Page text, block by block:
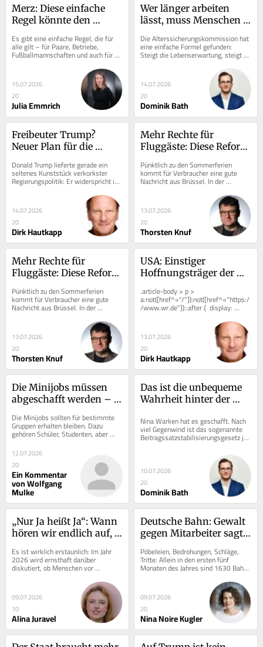
Merz: Diese einfache
Regel könnte den
ignoriert sie zu oft
Es gibt eine einfache Regel, die für
alle gilt – für Paare, Betriebe,
Fußballmannschaften und auch für
15.07.2026
20
Julia Emmrich
Wer länger arbeiten
lässt, muss Menschen
halten
Die Alterssicherungskommission hat
eine einfache Formel gefunden:
Steigt die Lebenserwartung, steigt
auch das Renteneintrittsalter. So
14.07.2026
20
Dominik Bath
Freibeuter Trump?
Neuer Plan für die
bereits beerdigt
Donald Trump lieferte gerade ein
seltenes Kunststück verkorkster
Regierungspolitik: Er widerspricht im
neu eskalierten Iran-Krieg nicht
14.07.2026
20
Dirk Hautkapp
Mehr Rechte für
Fluggäste: Diese Reform
Pünktlich zu den Sommerferien
kommt für Verbraucher eine gute
Nachricht aus Brüssel. In der
13.07.2026
20
Thorsten Knuf
Mehr Rechte für
Fluggäste: Diese Reform
Pünktlich zu den Sommerferien
kommt für Verbraucher eine gute
Nachricht aus Brüssel. In der
13.07.2026
20
Thorsten Knuf
USA: Einstiger
Hoffnungsträger der
.article-body > p >
a:not([href^="/"]):not([href^="https:/
/www.wr.de"])::after {  display:
inline-block;  width: 0.8em;  height:...
13.07.2026
20
Dirk Hautkapp
Die Minijobs müssen
abgeschafft werden –
Die Minijobs sollten für bestimmte
Gruppen erhalten bleiben. Dazu
gehören Schüler, Studenten, aber
auch Rentner. Bei ersteren ist klar,
dass sie...
12.07.2026
20
Ein Kommentar
von Wolfgang
Mulke
Das ist die unbequeme
Wahrheit hinter der
Nina Warken hat es geschafft. Nach
viel Gegenwind ist das sogenannte
Beitragssatzstabilisierungsgesetz jet
zt beschlossene Sache. Danach
10.07.2026
20
Dominik Bath
„Nur Ja heißt Ja“: Wann
hören wir endlich auf,
Es ist wirklich erstaunlich: Im Jahr
2026 wird ernsthaft darüber
diskutiert, ob Menschen vor
sexuellen Handlungen die
Zustimmung aller Beteiligten...
09.07.2026
10
Alina Juravel
Deutsche Bahn: Gewalt
gegen Mitarbeiter sagt
Gesellschaft aus
Pöbeleien, Bedrohungen, Schläge,
Tritte: Allein in den ersten fünf
Monaten des Jahres sind 1630 Bahn-
09.07.2026
20
Nina Noire Kugler